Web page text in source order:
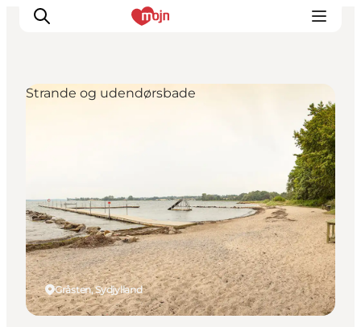
Overnatning
Planlæg din ferie
Booking
Gråsten, Sydjylland
Strande og udendørsbade